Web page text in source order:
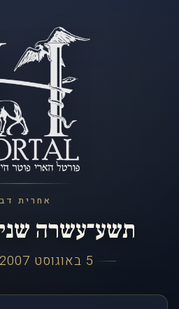
אחרית
תשע־עשרה
5 באוגוסט 2007 – 2026